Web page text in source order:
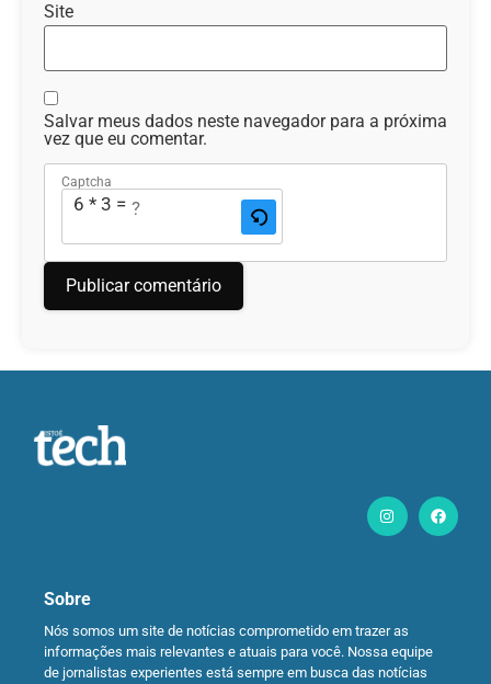
Site
Salvar meus dados neste navegador para a próxima
vez que eu comentar.
Captcha
6 * 3 = ?
Sobre
Nós somos um site de notícias comprometido em trazer as
informações mais relevantes e atuais para você. Nossa equipe
de jornalistas experientes está sempre em busca das notícias